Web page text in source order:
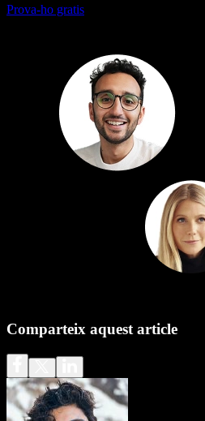
Prova-ho gratis
Comparteix aquest article